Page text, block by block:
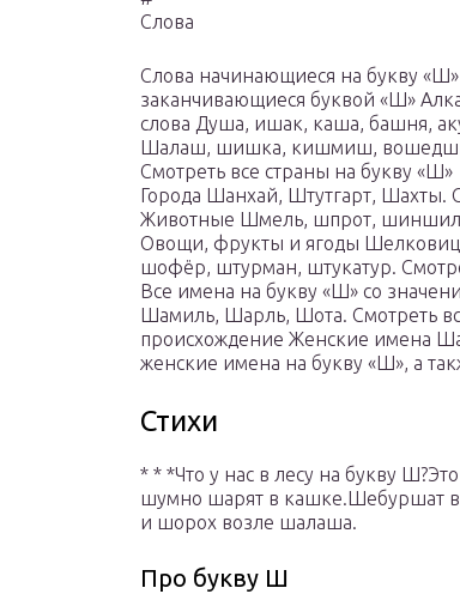
Слова
Слова начинающиеся на букву
заканчивающиеся буквой «Ш»
слова Душа, ишак, каша, башня,
Шалаш, шишка, кишмиш,
Смотреть все страны на букву «Ш»
Города Шанхай, Штутгарт, Шахты.
Животные Шмель, шпрот,
Овощи, фрукты и ягоды
шофёр, штурман, штукатур.
Все имена на букву «Ш» со
Шамиль, Шарль, Шота. Смотреть
происхождение Женские имена
женские имена на букву «Ш», а
Стихи
* * *Что у нас в лесу на букву
шумно шарят в кашке.Шебуршат
и шорох возле шалаша.
Про букву Ш